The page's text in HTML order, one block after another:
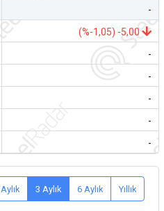
-
(%-1,05) -5,00
-
-
-
-
-
Aylık 3 Aylık 6 Aylık Yıllık